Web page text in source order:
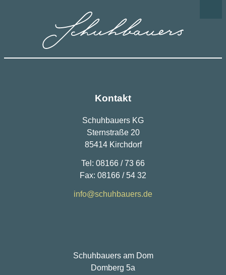
Kontakt
Schuhbauers KG
Sternstraße 20
85414 Kirchdorf
Tel: 08166 / 73 66
Fax: 08166 / 54 32
info@schuhbauers.de
Schuhbauers am Dom
Domberg 5a